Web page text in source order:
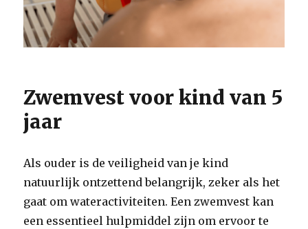
Zwemvest voor kind van 5
jaar
Als ouder is de veiligheid van je kind
natuurlijk ontzettend belangrijk, zeker als het
gaat om wateractiviteiten. Een zwemvest kan
een essentieel hulpmiddel zijn om ervoor te